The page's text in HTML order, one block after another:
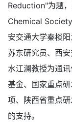
Reduction"为题
Chemical
安交通大学秦棪
苏东研究员、西
水江澜教授为通
基金、国家重点
项、陕西省重点
的支持。